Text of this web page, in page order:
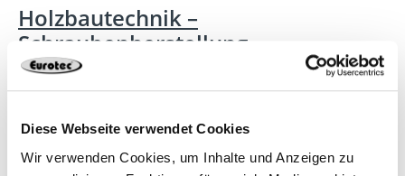
Diese Webseite verwendet Cookies
Wir verwenden Cookies, um Inhalte und Anzeigen zu
Holzbautechnik –
Schraubenherstellung